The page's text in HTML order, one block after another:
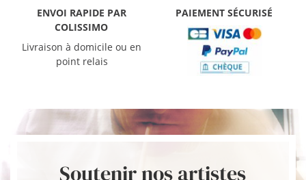
ENVOI RAPIDE PAR
COLISSIMO
Livraison à domicile ou en
point relais
PAIEMENT SÉCURISÉ
Soutenir nos artistes